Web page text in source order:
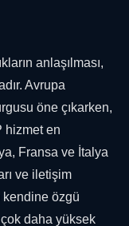
anlaşılması,
Avrupa
öne çıkarken,
hizmet en
Fransa ve İtalya
ve iletişim
kendine özgü
daha yüksek